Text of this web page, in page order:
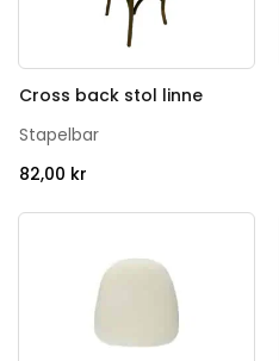
Cross back stol linne
Stapelbar
82,00 kr